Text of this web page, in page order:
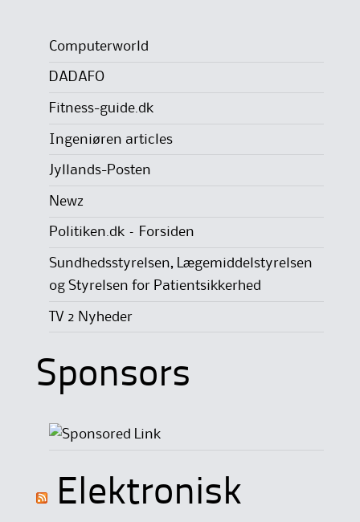
Computerworld
DADAFO
Fitness-guide.dk
Ingeniøren articles
Jyllands-Posten
Newz
Politiken.dk – Forsiden
Sundhedsstyrelsen, Lægemiddelstyrelsen
og Styrelsen for Patientsikkerhed
TV 2 Nyheder
Sponsors
Elektronisk